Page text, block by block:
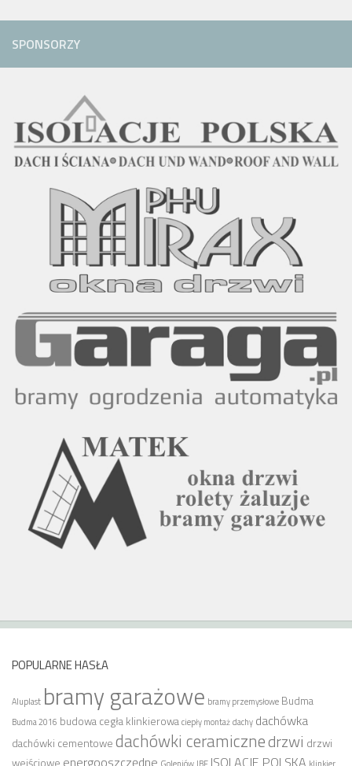
SPONSORZY
POPULARNE HASŁA
Aluplast bramy garażowe bramy przemysłowe Budma
Budma 2016 budowa cegła klinkierowaciepły montażdachy dachówka
dachówki cementowe dachówki ceramicznedrzwi drzwi